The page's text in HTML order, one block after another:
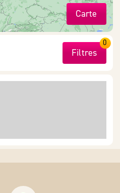
Carte
Filtres
0